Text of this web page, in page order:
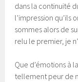
dans la continuité
l’impression qu’ils
sommes alors de
relu le premier, je
Que d’émotions à
tellement peur de